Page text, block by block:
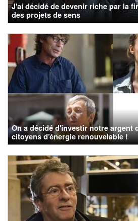
J'ai décidé de devenir riche par la
des projets de sens
On a décidé d'investir notre argent
citoyens d'énergie renouvelable !